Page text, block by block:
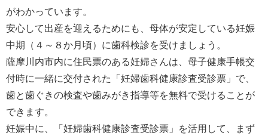
がわかっています。
安心して出産を迎えるためにも、母体が安定している妊娠
中期（４～８か月頃）に歯科検診を受けましょう。
薩摩川内市内に住民票のある妊婦さんは、母子健康手帳交
付時に一緒に交付された「妊婦歯科健康診査受診票」で、
歯と歯ぐきの検査や歯みがき指導等を無料で受けることが
できます。
妊娠中に、「妊婦歯科健康診査受診票」を活用して、まず